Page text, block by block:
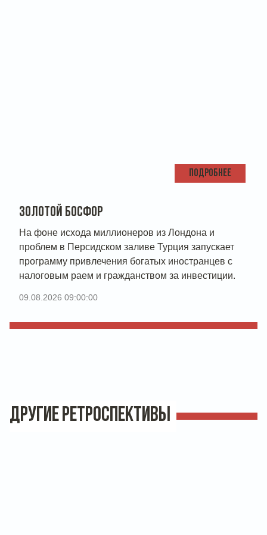
ПОДРОБНЕЕ
ЗОЛОТОЙ БОСФОР
На фоне исхода миллионеров из Лондона и
проблем в Персидском заливе Турция запускает
программу привлечения богатых иностранцев с
налоговым раем и гражданством за инвестиции.
09.08.2026 09:00:00
ДРУГИЕ РЕТРОСПЕКТИВЫ